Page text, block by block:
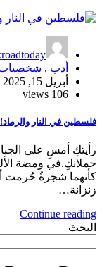
أدب ,
أبريل 15, 2025
106 views
فلسطين في النار
رأيتكِ أمسِ على
حملانكِ.في ومضة
كأنهما شجرةٌ حُرمت
زنزانة…
Continue reading
البحث